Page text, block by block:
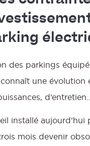
des parkings
une évolution
d’entretien…
installé aujourd’hui
mois devenir